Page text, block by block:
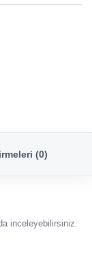
(0)
inceleyebilirsiniz.